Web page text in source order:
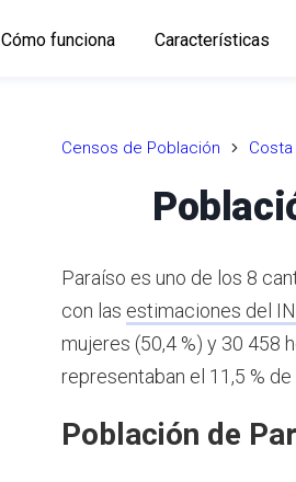
Cómo funciona Características
Censos de Población Costa
Paraíso es uno de los 8
con las estimaciones del
mujeres (50,4 %) y 30 458
representaban el 11,5 %
Población de